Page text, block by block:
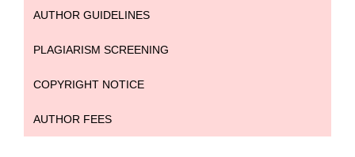
AUTHOR GUIDELINES
PLAGIARISM SCREENING
COPYRIGHT NOTICE
AUTHOR FEES